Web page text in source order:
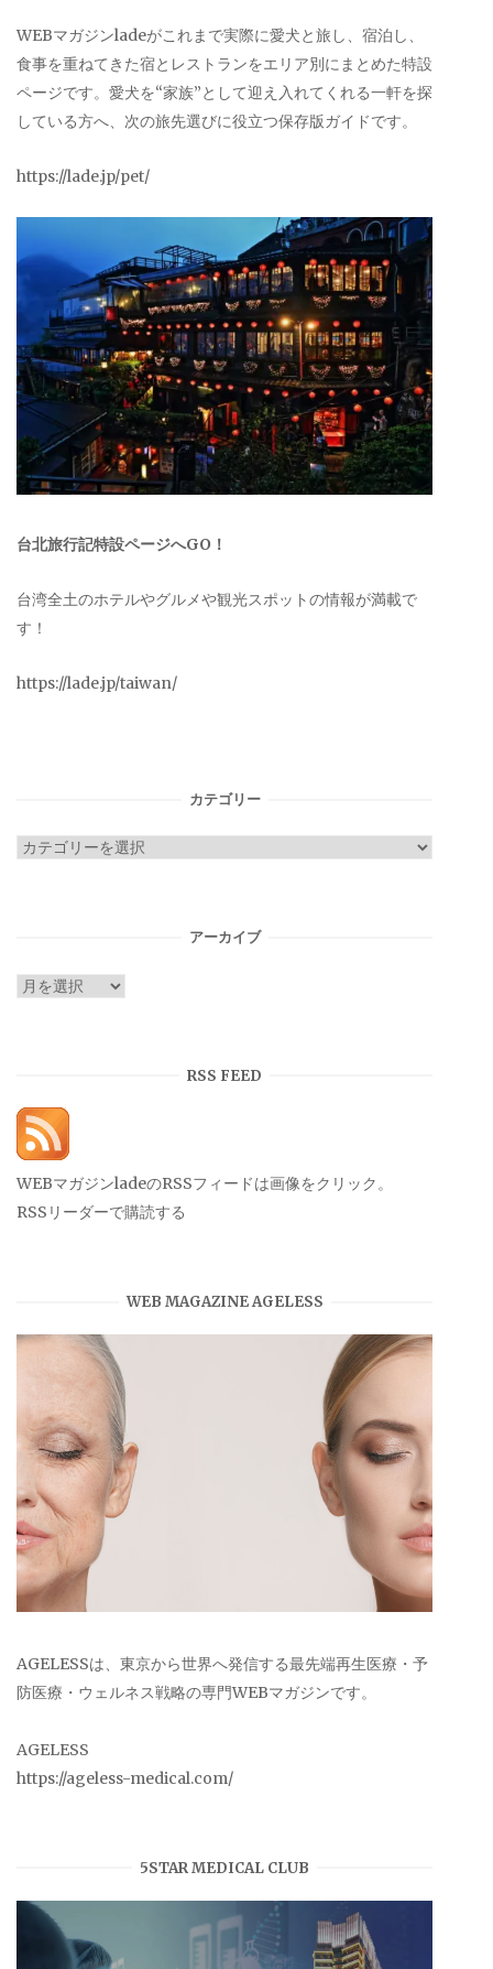
WEBマガジンladeがこれまで実際に愛犬と旅し、宿泊し、
食事を重ねてきた宿とレストランをエリア別にまとめた特設
ページです。愛犬を“家族”として迎え入れてくれる一軒を探
している方へ、次の旅先選びに役立つ保存版ガイドです。
https://lade.jp/pet/
台北旅行記特設ページへGO！
台湾全土のホテルやグルメや観光スポットの情報が満載で
す！
https://lade.jp/taiwan/
カテゴリー
カ
アーカイブ
ア
RSS FEED
WEBマガジンladeのRSSフィードは画像をクリック。
RSSリーダーで購読する
WEB MAGAZINE AGELESS
AGELESSは、東京から世界へ発信する最先端再生医療・予
防医療・ウェルネス戦略の専門WEBマガジンです。
AGELESS
https://ageless-medical.com/
5STAR MEDICAL CLUB